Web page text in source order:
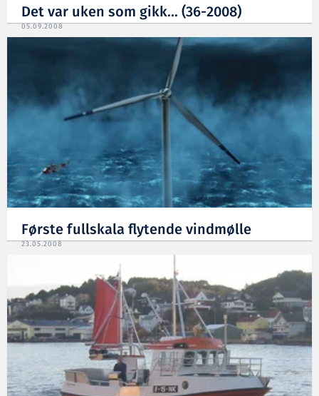
Det var uken som gikk... (36-2008)
05.09.2008
Første fullskala flytende vindmølle
23.05.2008